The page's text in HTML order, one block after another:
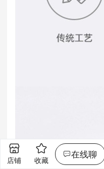
店铺 收藏
在线聊